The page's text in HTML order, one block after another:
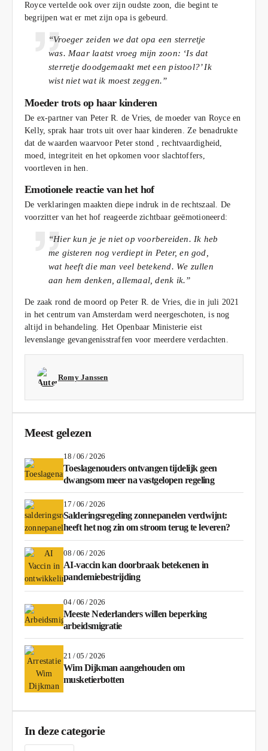
Royce vertelde ook over zijn oudste zoon, die begint te
begrijpen wat er met zijn opa is gebeurd.
“Vroeger zeiden we dat opa een sterretje
was. Maar laatst vroeg mijn zoon: ‘Is dat
sterretje doodgemaakt met een pistool?’ Ik
wist niet wat ik moest zeggen.”
Moeder trots op haar kinderen
De ex-partner van Peter R. de Vries, de moeder van Royce en
Kelly, sprak haar trots uit over haar kinderen. Ze benadrukte
dat de waarden waarvoor Peter stond , rechtvaardigheid,
moed, integriteit en het opkomen voor slachtoffers,
voortleven in hen.
Emotionele reactie van het hof
De verklaringen maakten diepe indruk in de rechtszaal. De
voorzitter van het hof reageerde zichtbaar geëmotioneerd:
“Hier kun je je niet op voorbereiden. Ik heb
me gisteren nog verdiept in Peter, en god,
wat heeft die man veel betekend. We zullen
aan hem denken, allemaal, denk ik.”
De zaak rond de moord op Peter R. de Vries, die in juli 2021
in het centrum van Amsterdam werd neergeschoten, is nog
altijd in behandeling. Het Openbaar Ministerie eist
levenslange gevangenisstraffen voor meerdere verdachten.
Romy Janssen
Meest gelezen
18 / 06 / 2026
Toeslagenouders ontvangen tijdelijk geen
dwangsom meer na vastgelopen regeling
17 / 06 / 2026
Salderingsregeling zonnepanelen verdwijnt:
heeft het nog zin om stroom terug te leveren?
08 / 06 / 2026
AI-vaccin kan doorbraak betekenen in
pandemiebestrijding
04 / 06 / 2026
Meeste Nederlanders willen beperking
arbeidsmigratie
21 / 05 / 2026
Wim Dijkman aangehouden om
musketierbotten
In deze categorie